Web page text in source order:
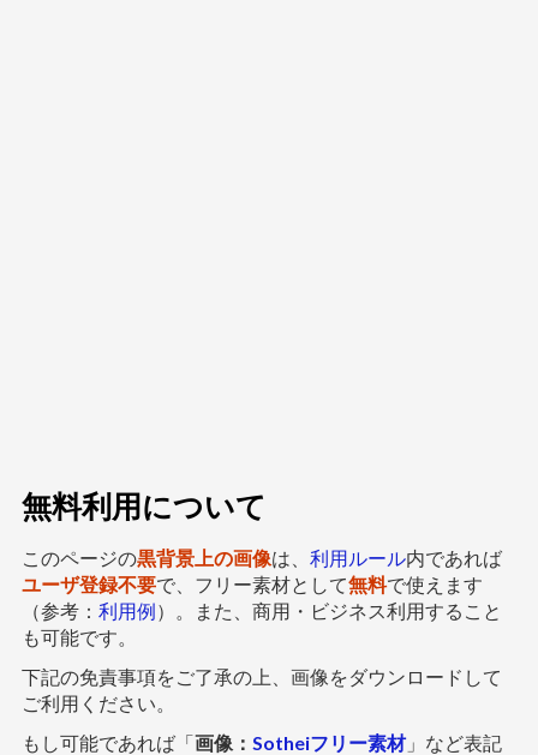
無料利用について
このページの黒背景上の画像は、 利用ルール内であれば
ユーザ登録不要で、フリー素材として無料で使えます
（参考： 利用例）。また、商用・ビジネス利用すること
も可能です。
下記の免責事項をご了承の上、画像をダウンロードして
ご利用ください。
もし可能であれば「画像： Sotheiフリー素材」など表記